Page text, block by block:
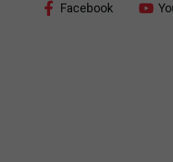
Facebook